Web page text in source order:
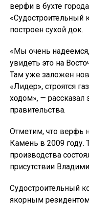
верфи в бухте
«Судостроительный
построен сухой док.
«Мы очень
увидеть это на
Там уже заложен
«Лидер», строятся
ходом», — рассказал
правительства.
Отметим, что верфь
Камень в 2009 году.
производства
присутствии
Судостроительный
якорным